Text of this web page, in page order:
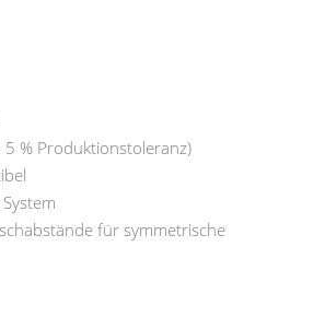
% Produktionstoleranz)
für symmetrische